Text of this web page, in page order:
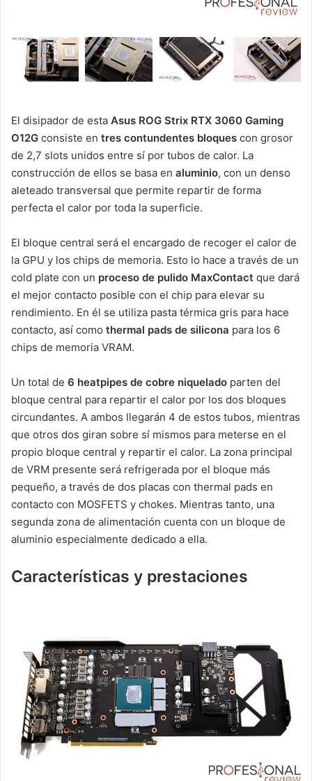
El disipador de esta Asus ROG Strix RTX 3060 Gaming
O12G consiste en tres contundentes bloques con grosor
de 2,7 slots unidos entre sí por tubos de calor. La
construcción de ellos se basa en aluminio, con un denso
aleteado transversal que permite repartir de forma
perfecta el calor por toda la superficie.
El bloque central será el encargado de recoger el calor de
la GPU y los chips de memoria. Esto lo hace a través de un
cold plate con un proceso de pulido MaxContact que dará
el mejor contacto posible con el chip para elevar su
rendimiento. En él se utiliza pasta térmica gris para hace
contacto, así como thermal pads de silicona para los 6
chips de memoria VRAM.
Un total de 6 heatpipes de cobre niquelado parten del
bloque central para repartir el calor por los dos bloques
circundantes. A ambos llegarán 4 de estos tubos, mientras
que otros dos giran sobre sí mismos para meterse en el
propio bloque central y repartir el calor. La zona principal
de VRM presente será refrigerada por el bloque más
pequeño, a través de dos placas con thermal pads en
contacto con MOSFETS y chokes. Mientras tanto, una
segunda zona de alimentación cuenta con un bloque de
aluminio especialmente dedicado a ella.
Características y prestaciones